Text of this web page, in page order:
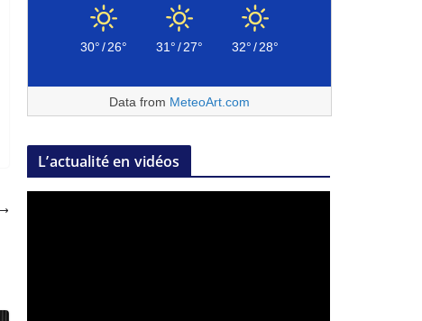
30°/26° 31°/27° 32°/28°
Data from MeteoArt.com
L’actualité en vidéos